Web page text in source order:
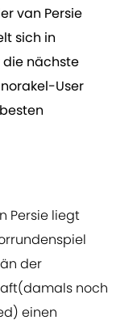
van Persie
sich in
die nächste
User
Persie liegt
der
noch
einen